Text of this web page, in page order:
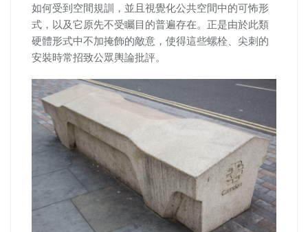
如何受到空間規訓，並且視覺化公共空間中的可怖形
式，以及它原先不受矚目的普遍存在。正是由於此類
硬體形式中不加掩飾的敵意，使得這些螺栓、尖刺的
安裝時常招致公眾輿論批評。